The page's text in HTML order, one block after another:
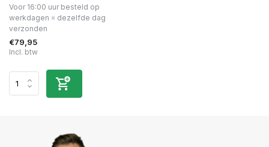
Voor 16:00 uur besteld op
werkdagen = dezelfde dag
verzonden
€79,95
Incl. btw